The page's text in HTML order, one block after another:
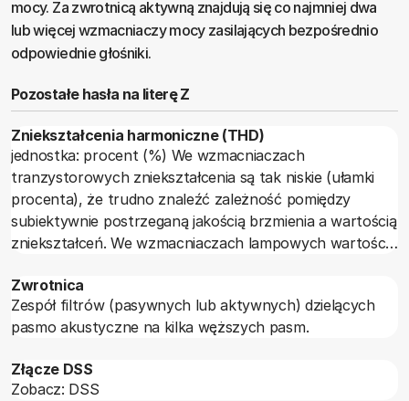
mocy. Za zwrotnicą aktywną znajdują się co najmniej dwa
lub więcej wzmacniaczy mocy zasilających bezpośrednio
odpowiednie głośniki.
Pozostałe hasła na literę Z
Zniekształcenia harmoniczne (THD)
jednostka: procent (%) We wzmacniaczach
tranzystorowych zniekształcenia są tak niskie (ułamki
procenta), że trudno znaleźć zależność pomiędzy
subiektywnie postrzeganą jakością brzmienia a wartością
zniekształceń. We wzmacniaczach lampowych wartości
parzyste harmoniczne), co jednak nie przeszkadza, a
nawet przeciwnie - tworzy specyficzny szum brzmienia
"lampowego".
Zwrotnica
Zespół filtrów (pasywnych lub aktywnych) dzielących
pasmo akustyczne na kilka węższych pasm.
Złącze DSS
Zobacz: DSS